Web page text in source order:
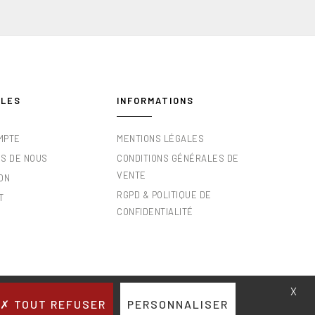
DE NOUS
INFORMATIONS
MENTIONS LÉGALES
CONDITIONS GÉNÉRALES DE
VENTE
RGPD & POLITIQUE DE
CONFIDENTIALITÉ
X
TOUT REFUSER PERSONNALISER